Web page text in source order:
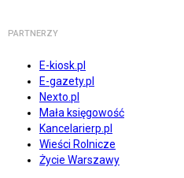
PARTNERZY
E-kiosk.pl
E-gazety.pl
Nexto.pl
Mała księgowość
Kancelarierp.pl
Wieści Rolnicze
Życie Warszawy